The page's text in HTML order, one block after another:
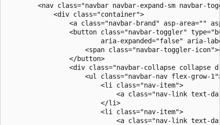
<nav class="navbar navbar-expand-sm navbar-
            <div class="container">
<a class="navbar-brand" asp-area=""
<button class="navbar-toggler"
aria-expanded="false" aria-
<span class="navbar-toggler-
                </button>
<div class="navbar-collapse collapse
<ul class="navbar-nav flex-grow-
                        <li class="nav-item">
<a class="nav-link text-
                        </li>
                        <li class="nav-item">
<a class="nav-link text-